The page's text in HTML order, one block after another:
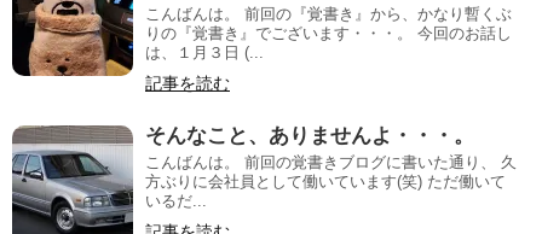
こんばんは。 前回の『覚書き』から、かなり暫くぶ
りの『覚書き』でございます・・・。 今回のお話し
は、１月３日 (...
記事を読む
そんなこと、ありませんよ・・・。
こんばんは。 前回の覚書きブログに書いた通り、 久
方ぶりに会社員として働いています(笑) ただ働いて
いるだ...